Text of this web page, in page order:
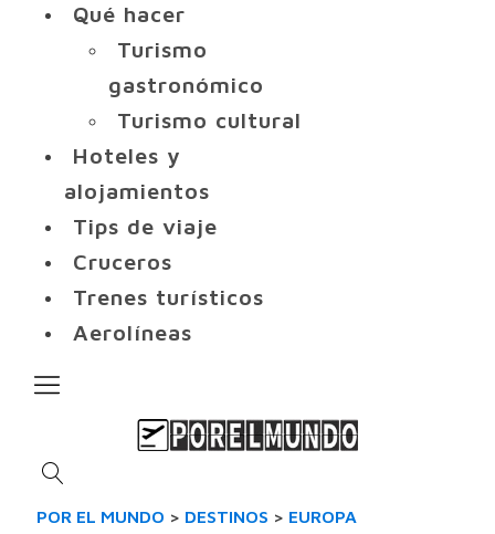
Qué hacer
Turismo
gastronómico
Turismo cultural
Hoteles y
alojamientos
Tips de viaje
Cruceros
Trenes turísticos
Aerolíneas
POR EL MUNDO > DESTINOS > EUROPA